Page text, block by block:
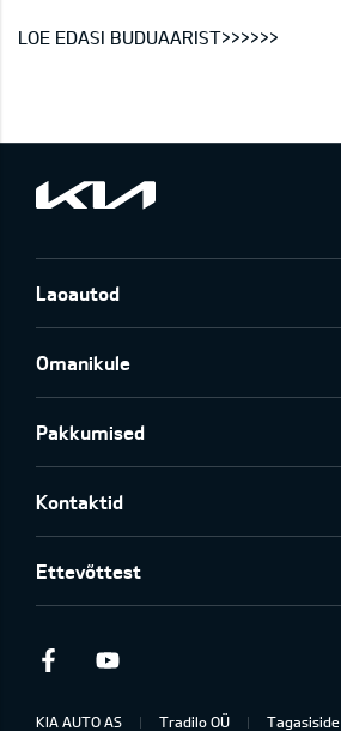
LOE EDASI BUDUAARIST>>>>>>
Laoautod
Omanikule
Pakkumised
Kontaktid
Ettevõttest
Facebook
KIA AUTO AS Tradilo OÜ Tagasiside